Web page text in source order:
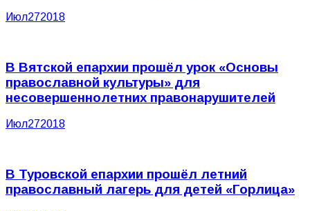
Июл272018
В Вятской епархии прошёл урок «Основы
православной культуры» для
несовершеннолетних правонарушителей
Июл272018
В Туровской епархии прошёл летний
православный лагерь для детей «Горлица»